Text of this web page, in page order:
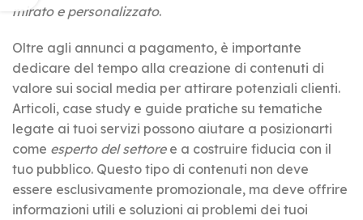
mirato e personalizzato.
Oltre agli annunci a pagamento, è importante
dedicare del tempo alla creazione di contenuti di
valore sui social media per attirare potenziali clienti.
Articoli, case study e guide pratiche su tematiche
legate ai tuoi servizi possono aiutare a posizionarti
come esperto del settoree a costruire fiducia con il
tuo pubblico. Questo tipo di contenuti non deve
essere esclusivamente promozionale, ma deve offrire
informazioni utili e soluzioni ai problemi dei tuoi